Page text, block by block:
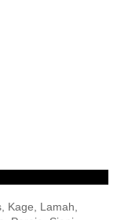
Kage, Lamah,